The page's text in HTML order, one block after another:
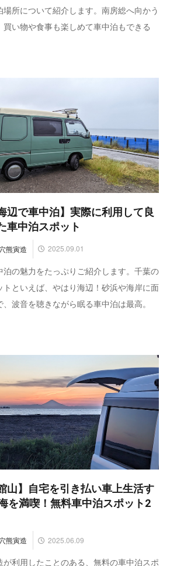
場所について紹介します。南房総へ向かう
買い物や食事も楽しめて車中泊もできる
辺で車中泊】実際に利用して良
車中泊スポット
熊寅造 2025.09.01
泊の魅力をたっぷりご紹介します。千葉の
トといえば、やはり海辺！砂浜や海岸に面
、波音を聴きながら眠る車中泊は最高。
山】自宅を引き払い車上生活す
を満喫！無料車中泊スポット2
熊寅造 2025.06.09
が利用したことのある、無料の車中泊スポ